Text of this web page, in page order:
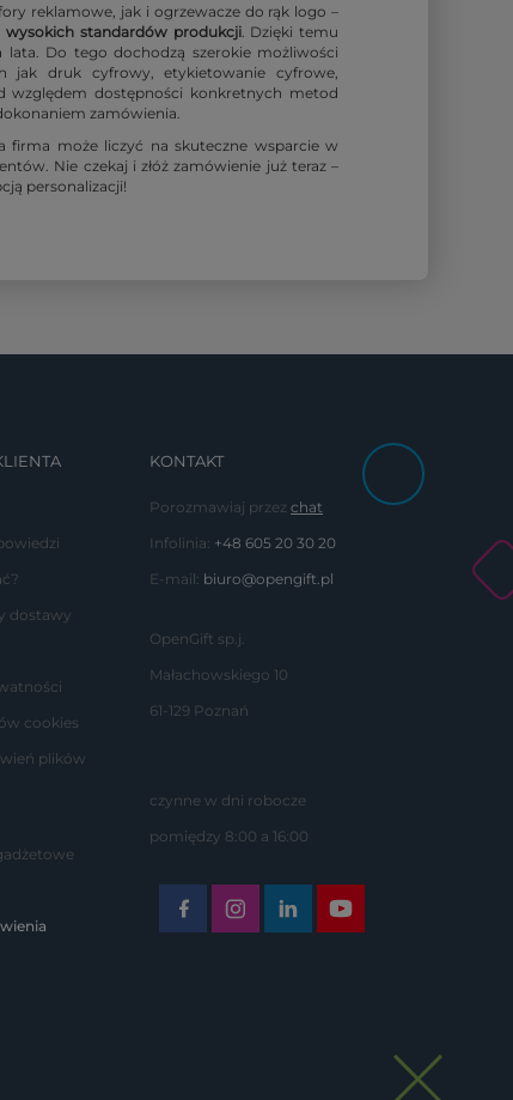
reklamowe, jak i ogrzewacze do rąk logo –
wysokich standardów produkcji. Dzięki temu
Do tego dochodzą szerokie możliwości
jak druk cyfrowy, etykietowanie cyfrowe,
dostępności konkretnych metod
zamówienia.
firma może liczyć na skuteczne wsparcie w
Nie czekaj i złóż zamówienie już teraz –
personalizacji!
dostawy
cookies
plików
KONTAKT
Porozmawiaj przezchat
Infolinia: +48 605 20 30 20
E-mail: biuro@opengift.pl
OpenGift sp.j.
Małachowskiego 10
61-129 Poznań
czynne w dni robocze
pomiędzy 8:00 a 16:00